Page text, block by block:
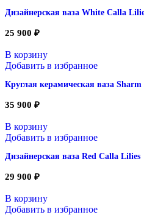
Дизайнерская ваза White Calla
25 900 ₽
В корзину
Добавить в избранное
Круглая керамическая ваза Sharm
35 900 ₽
В корзину
Добавить в избранное
Дизайнерская ваза Red Calla Lilies
29 900 ₽
В корзину
Добавить в избранное